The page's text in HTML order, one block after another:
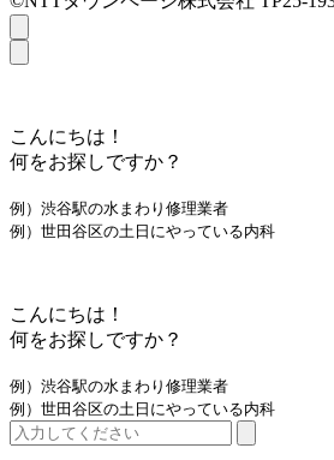
こんにちは！
何をお探しですか？
例）渋谷駅の水まわり修理業者
例）世田谷区の土日にやっている内科
こんにちは！
何をお探しですか？
例）渋谷駅の水まわり修理業者
例）世田谷区の土日にやっている内科